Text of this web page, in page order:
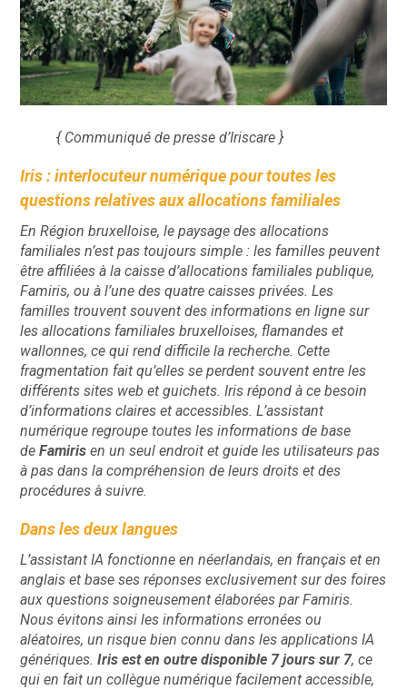
{ Communiqué de presse d’Iriscare }
Iris : interlocuteur numérique pour toutes les
questions relatives aux allocations familiales
En Région bruxelloise, le paysage des allocations
familiales n’est pas toujours simple : les familles peuvent
être affiliées à la caisse d’allocations familiales publique,
Famiris, ou à l’une des quatre caisses privées. Les
familles trouvent souvent des informations en ligne sur
les allocations familiales bruxelloises, flamandes et
wallonnes, ce qui rend difficile la recherche. Cette
fragmentation fait qu’elles se perdent souvent entre les
différents sites web et guichets. Iris répond à ce besoin
d’informations claires et accessibles. L’assistant
numérique regroupe toutes les informations de base
deFamiris en un seul endroit et guide les utilisateurs pas
à pas dans la compréhension de leurs droits et des
procédures à suivre.
Dans les deux langues
L’assistant IA fonctionne en néerlandais, en français et en
anglais et base ses réponses exclusivement sur des foires
aux questions soigneusement élaborées par Famiris.
Nous évitons ainsi les informations erronées ou
aléatoires, un risque bien connu dans les applications IA
génériques.Iris est en outre disponible 7 jours sur 7, ce
qui en fait un collègue numérique facilement accessible,